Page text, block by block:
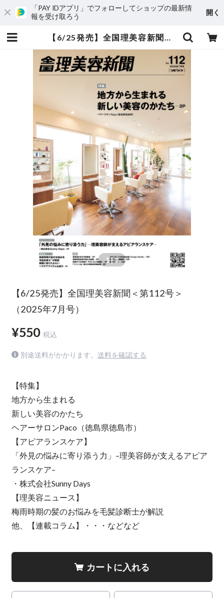
「PAY IDアプリ」でフォローしてショップの最新情
報を受け取ろう
開く
【6/25発売】全国理美容新聞＜第112号＞（2025年7月号） | 全国理美容新聞〈リビシン〉-ONLINE SHOP
1| 1
【6/25発売】全国理美容新聞＜第112号＞
（2025年7月号）
¥550 税込
別途送料がかかります。 送料を確認する
【特集】
地方から生まれる
新しい美容のかたち
ヘアーサロンPaco（徳島県徳島市）
【アピアランスケア】
「外見の悩みに寄り添う力」–理美容師が支えるアピア
ランスケア–
・株式会社Sunny Days
【理美容ニュース】
梅雨時期の髪のお悩みを毛髪診断士が解説
他、【連載コラム】・・・などなど
カートに入れる